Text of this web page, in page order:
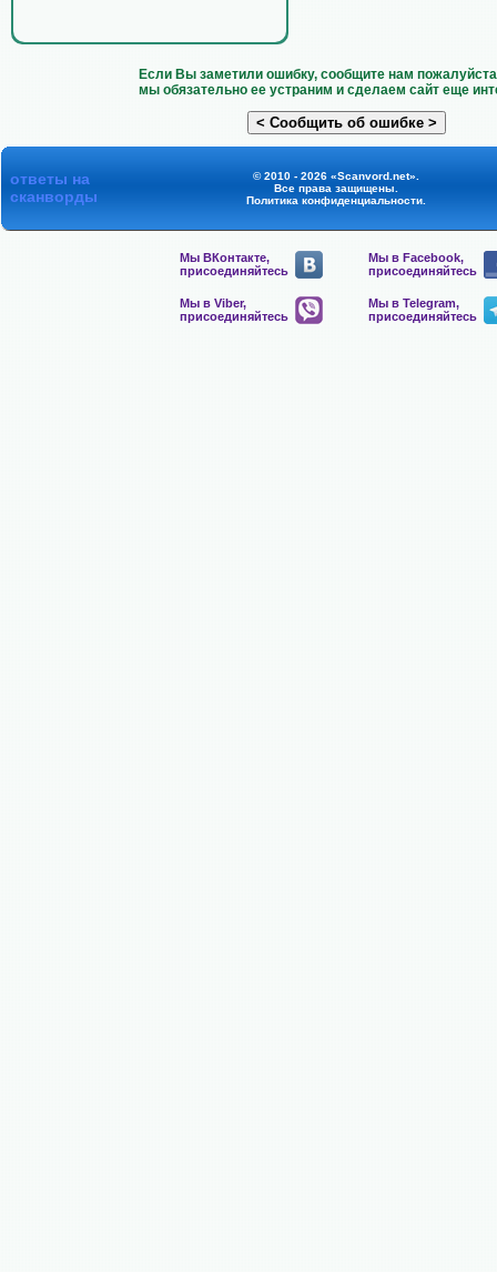
Если Вы заметили ошибку, сообщите нам
мы обязательно ее устраним и сделаем сайт еще
ответы на
сканворды
© 2010 - 2026 «Scanvord.net».
Все права защищены.
Политика конфиденциальности.
Мы ВКонтакте,
присоединяйтесь
Мы в Facebook,
присоединяйтесь
Мы в Viber,
присоединяйтесь
Мы в Telegram,
присоединяйтесь